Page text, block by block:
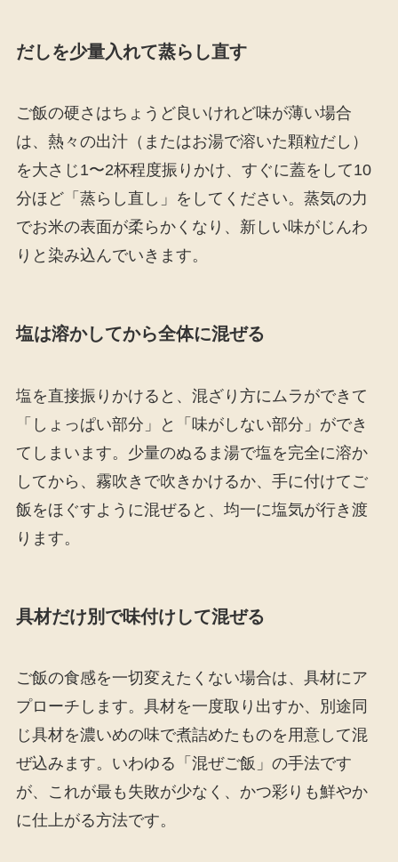
だしを少量入れて蒸らし直す
ご飯の硬さはちょうど良いけれど味が薄い場合
は、熱々の出汁（またはお湯で溶いた顆粒だし）
を大さじ1〜2杯程度振りかけ、すぐに蓋をして10
分ほど「蒸らし直し」をしてください。蒸気の力
でお米の表面が柔らかくなり、新しい味がじんわ
りと染み込んでいきます。
塩は溶かしてから全体に混ぜる
塩を直接振りかけると、混ざり方にムラができて
「しょっぱい部分」と「味がしない部分」ができ
てしまいます。少量のぬるま湯で塩を完全に溶か
してから、霧吹きで吹きかけるか、手に付けてご
飯をほぐすように混ぜると、均一に塩気が行き渡
ります。
具材だけ別で味付けして混ぜる
ご飯の食感を一切変えたくない場合は、具材にア
プローチします。具材を一度取り出すか、別途同
じ具材を濃いめの味で煮詰めたものを用意して混
ぜ込みます。いわゆる「混ぜご飯」の手法です
が、これが最も失敗が少なく、かつ彩りも鮮やか
に仕上がる方法です。